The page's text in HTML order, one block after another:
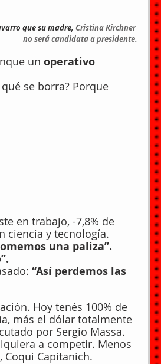
que su madre, Cristina Kirchner
no será candidata a presidente.
un operativo
se borra? Porque
en trabajo, -7,8% de
ciencia y tecnología.
una paliza”.
“Así perdemos las
Hoy tenés 100% de
más el dólar totalmente
por Sergio Massa.
a competir. Menos
Capitanich.